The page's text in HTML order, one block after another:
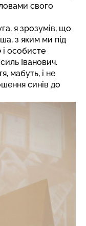
свого
я зрозумів, що
з яким ми під
і особисте
Іванович.
мабуть, і не
синів до